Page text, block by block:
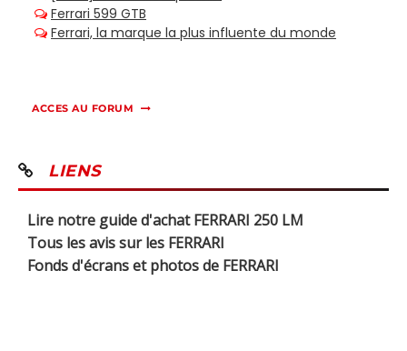
ACCES AU FORUM
LIENS
Lire notre guide d'achat FERRARI 250 LM
Tous les avis sur les FERRARI
Fonds d'écrans et photos de FERRARI